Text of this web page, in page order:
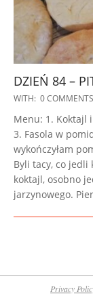
DZIEŃ 84 –
2023-
25
WITH: 0 COMMENTS
Menu: 1. Koktajl
3. Fasola w
wykończyłam
Byli tacy, co jedli
koktajl, osobno
jarzynowego.
Privacy